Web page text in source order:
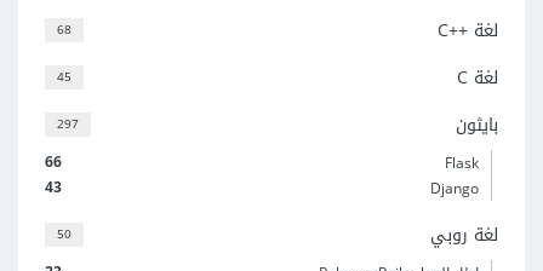
68 لغة C++‎
45 لغة C
297 بايثون
66
Flask
43
Django
50 لغة روبي